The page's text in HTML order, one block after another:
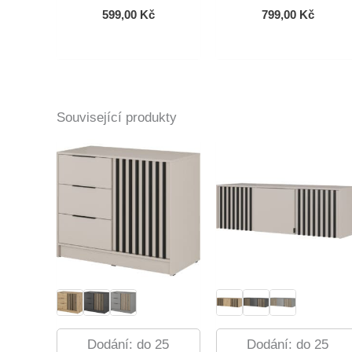
599,00 Kč 799,00 Kč
Související produkty
Dodání: do 25
Dodání: do 25